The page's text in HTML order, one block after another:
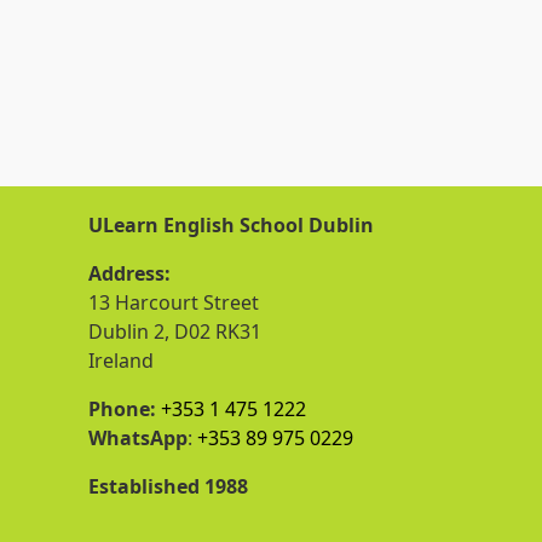
ULearn English School Dublin
Address:
13 Harcourt Street
Dublin 2, D02 RK31
Ireland
Phone: +353 1 475 1222
WhatsApp: +353 89 975 0229
Established 1988